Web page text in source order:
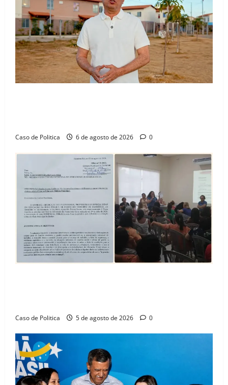
Caso de Politica 6 de agosto de 2026 0
Caso de Politica 5 de agosto de 2026 0